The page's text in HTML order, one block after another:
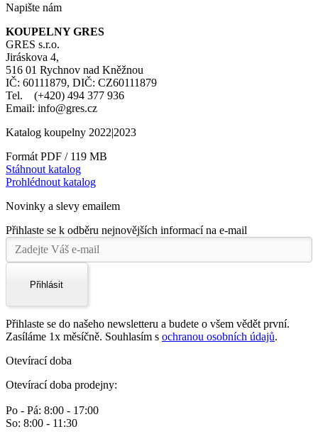
Napište nám
KOUPELNY GRES
GRES s.r.o.
Jiráskova 4,
516 01 Rychnov nad Kněžnou
IČ: 60111879, DIČ: CZ60111879
Tel. (+420) 494 377 936
Email: info@gres.cz
Katalog koupelny 2022|2023
Formát PDF / 119 MB
Stáhnout katalog
Prohlédnout katalog
Novinky a slevy emailem
Přihlaste se k odběru nejnovějších informací na e-mail
Přihlásit
Přihlaste se do našeho newsletteru a budete o všem vědět první.
Zasíláme 1x měsíčně. Souhlasím s ochranou osobních údajů.
Otevírací doba
Otevírací doba prodejny:
Po - Pá: 8:00 - 17:00
So: 8:00 - 11:30